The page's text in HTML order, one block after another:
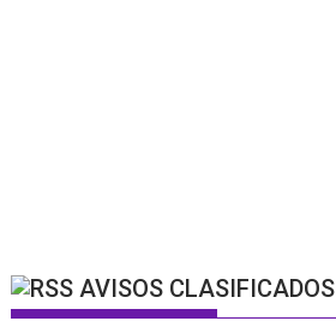
AVISOS CLASIFICADOS